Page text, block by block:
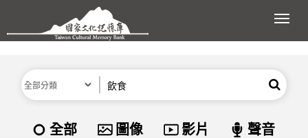
跳到主要內容區塊
展
分類 搜尋
資料類型
全部 圖像 影片 聲音